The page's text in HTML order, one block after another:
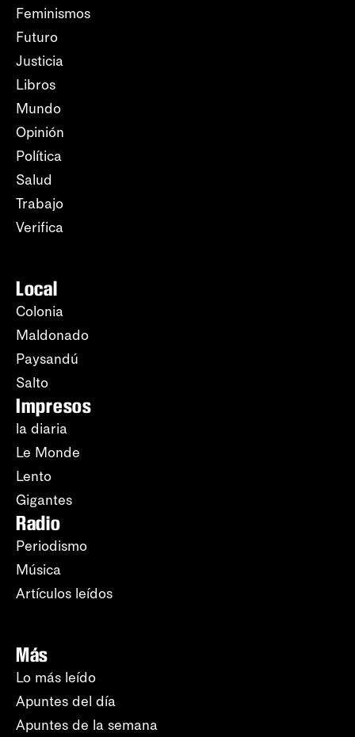
Feminismos
Futuro
Justicia
Libros
Mundo
Opinión
Política
Salud
Trabajo
Verifica
Local
Colonia
Maldonado
Paysandú
Salto
Impresos
la diaria
Le Monde
Lento
Gigantes
Radio
Periodismo
Música
Artículos leídos
Más
Lo más leído
Apuntes del día
Apuntes de la semana